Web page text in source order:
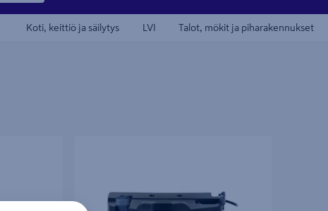
Koti, keittiö ja säilytys LVI Talot, mökit ja piharakennukset